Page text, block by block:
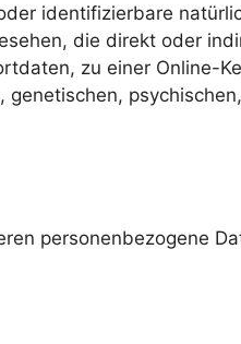
identifizierbare
die direkt oder
zu einer Online-
personenbezogene